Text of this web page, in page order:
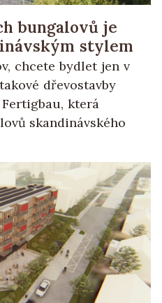
bungalovů je
stylem
chcete bydlet jen v
dřevostavby
která
skandinávského